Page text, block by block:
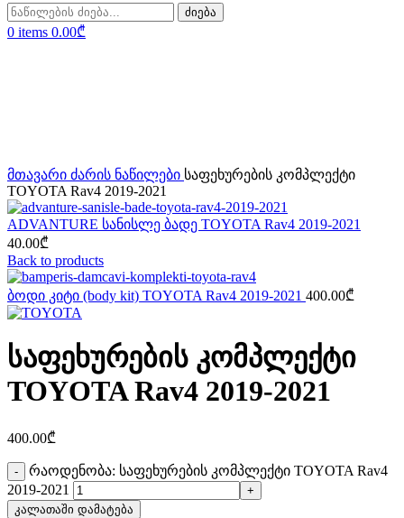
ძიება
0 items 0.00₾
მთავარი ძარის ნაწილები საფეხურების კომპლექტი
TOYOTA Rav4 2019-2021
ADVANTURE სანისლე ბადე TOYOTA Rav4 2019-2021
40.00₾
Back to products
ბოდი კიტი (body kit) TOYOTA Rav4 2019-2021 400.00₾
საფეხურების კომპლექტი
TOYOTA Rav4 2019-2021
400.00₾
რაოდენობა: საფეხურების კომპლექტი TOYOTA Rav4
2019-2021
კალათაში დამატება